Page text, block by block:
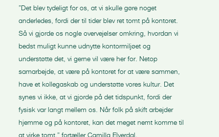
”Det blev tydeligt for os, at vi skulle gøre noget
anderledes, fordi der til tider blev ret tomt på kontoret.
Så vi gjorde os nogle overvejelser omkring, hvordan vi
bedst muligt kunne udnytte kontormiljøet og
understøtte det, vi gerne vil være her for. Netop
samarbejde, at være på kontoret for at være sammen,
have et kollegaskab og understøtte vores kultur. Det
synes vi ikke, at vi gjorde på det tidspunkt, fordi der
fysisk var langt mellem os. Når folk på skift arbejder
hjemme og på kontoret, kan det meget nemt komme til
at virke tomt,” fortæller Camilla Elverdal.